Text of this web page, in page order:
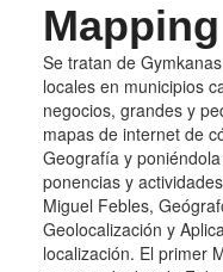
Se tratan de
locales en municipios
negocios, grandes y
mapas de internet de
Geografía y
ponencias y
Miguel Febles,
Geolocalización y
localización. El primer